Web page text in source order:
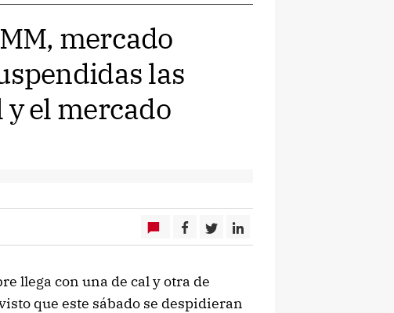
mercado
las
y el mercado
llega con una de cal y otra de
que este sábado se despidieran